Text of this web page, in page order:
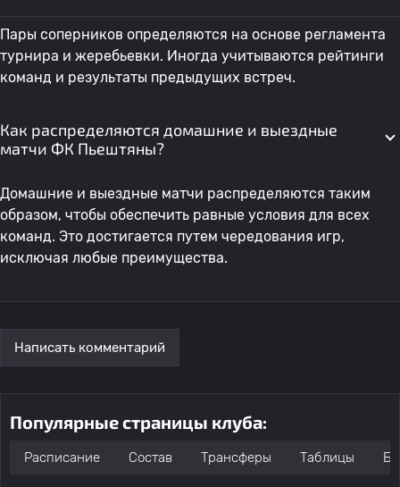
Пары соперников определяются на основе регламента
турнира и жеребьевки. Иногда учитываются рейтинги
команд и результаты предыдущих встреч.
Как распределяются домашние и выездные
матчи ФК Пьештяны?
Домашние и выездные матчи распределяются таким
образом, чтобы обеспечить равные условия для всех
команд. Это достигается путем чередования игр,
исключая любые преимущества.
Написать комментарий
Популярные страницы клуба:
Расписание Состав Трансферы Таблицы